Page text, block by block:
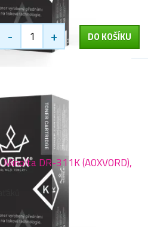
- + DO KOŠÍKU
Minolta DR-311K (A0XV0RD),